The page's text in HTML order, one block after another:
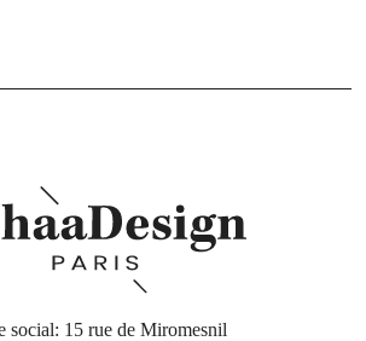
social: 15 rue de Miromesnil